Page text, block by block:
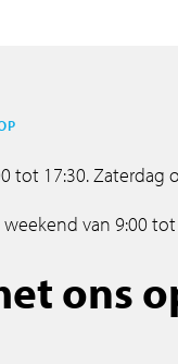
17:30. Zaterdag
van 9:00 tot
ons